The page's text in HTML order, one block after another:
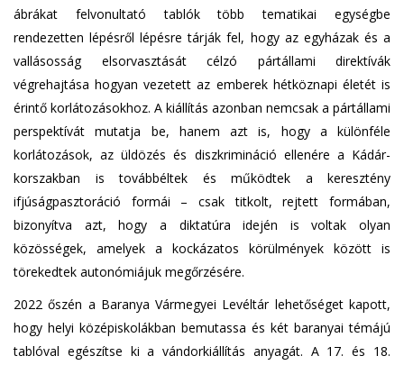
ábrákat felvonultató tablók több tematikai egységbe
rendezetten lépésről lépésre tárják fel, hogy az egyházak és a
vallásosság elsorvasztását célzó pártállami direktívák
végrehajtása hogyan vezetett az emberek hétköznapi életét is
érintő korlátozásokhoz. A kiállítás azonban nemcsak a pártállami
perspektívát mutatja be, hanem azt is, hogy a különféle
korlátozások, az üldözés és diszkrimináció ellenére a Kádár-
korszakban is továbbéltek és működtek a keresztény
ifjúságpasztoráció formái – csak titkolt, rejtett formában,
bizonyítva azt, hogy a diktatúra idején is voltak olyan
közösségek, amelyek a kockázatos körülmények között is
törekedtek autonómiájuk megőrzésére.
2022 őszén a Baranya Vármegyei Levéltár lehetőséget kapott,
hogy helyi középiskolákban bemutassa és két baranyai témájú
tablóval egészítse ki a vándorkiállítás anyagát. A 17. és 18.